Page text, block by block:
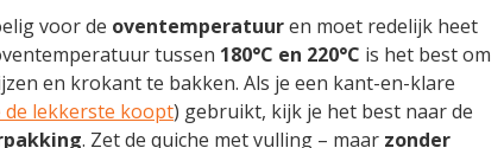
voor de oventemperatuuren moet redelijk heet
tussen 180°C en 220°C is het best om
en krokant te bakken. Als je een kant-en-klare
de lekkerste koopt) gebruikt, kijk je het best naar de
. Zet de quiche met vulling – maar zonder